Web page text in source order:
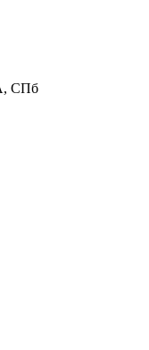
СПб